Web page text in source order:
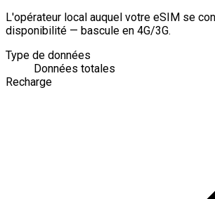
L'opérateur local auquel votre eSIM se
disponibilité — bascule en 4G/3G.
Type de données
Données totales
Recharge